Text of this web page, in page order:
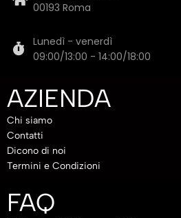
00193 Roma
Lunedì - venerdì
09:00/13:00 - 14:00/18:00
AZIENDA
Chi siamo
Contatti
Dicono di noi
Termini e Condizioni
FAQ